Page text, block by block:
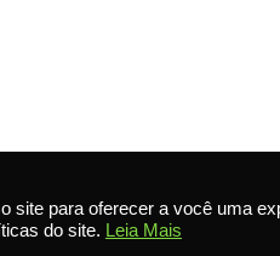
site para oferecer a você uma
do site. Leia Mais